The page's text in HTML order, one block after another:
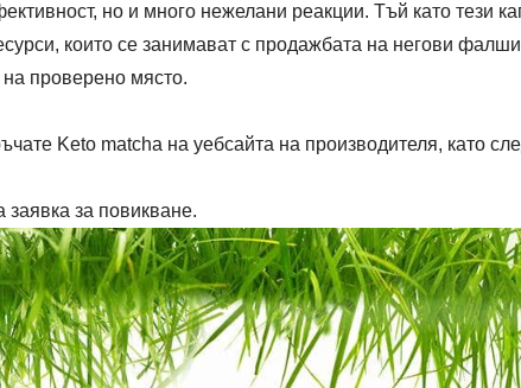
но и много нежелани реакции. Тъй като тези
които се занимават с продажбата на негови
проверено място.
Keto matcha на уебсайта на производителя, като
заявка за повикване.